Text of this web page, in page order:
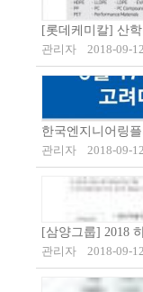
[롯데케미칼] 산
관리자
2018-09-12
한국엔지니어링
관리자
2018-09-12
[삼양그룹] 2018
관리자
2018-09-12